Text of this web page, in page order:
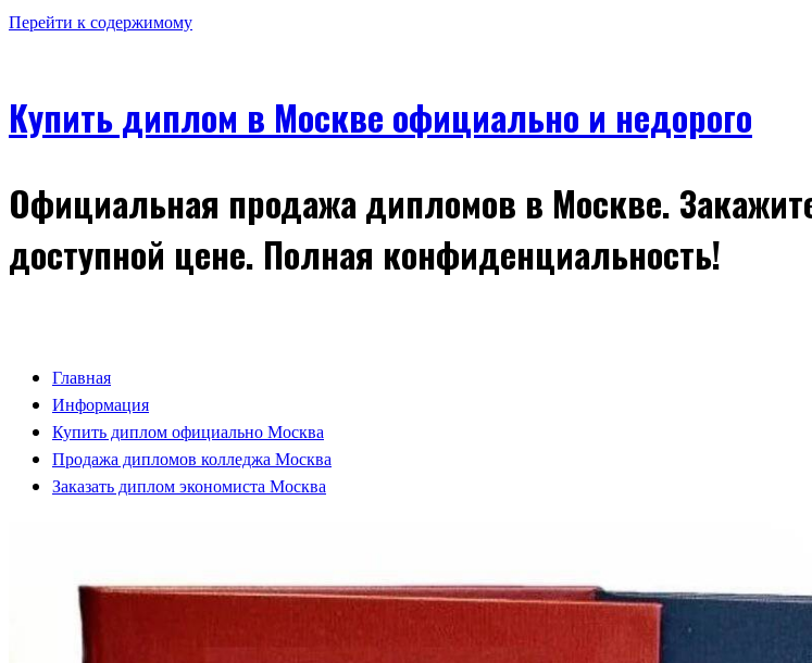
Перейти к содержимому
Купить диплом в Москве официально и недорого
Официальная продажа дипломов в Москве.
доступной цене. Полная конфиденциальность!
Главная
Информация
Купить диплом официально Москва
Продажа дипломов колледжа Москва
Заказать диплом экономиста Москва